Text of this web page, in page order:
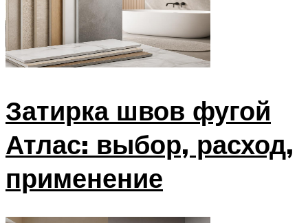
Затирка швов фугой
Атлас: выбор, расход,
применение